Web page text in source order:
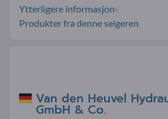
Ytterligere informasjon-
Produkter fra denne selgeren
Van den Heuvel
GmbH & Co.